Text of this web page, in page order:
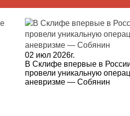
02 июл 2026г.
В Склифе впервые в
провели уникальную
аневризме — Собянин